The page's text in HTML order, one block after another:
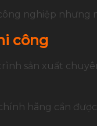
nghiệp nhưng
công
sản xuất
hãng cần